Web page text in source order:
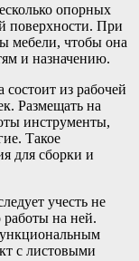
опорных
поверхности. При
мебели, чтобы она
и назначению.
состоит из рабочей
Размещать на
инструменты,
Такое
для сборки и
учесть не
работы на ней.
с листовыми